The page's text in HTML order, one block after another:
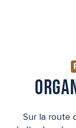
Sur la route